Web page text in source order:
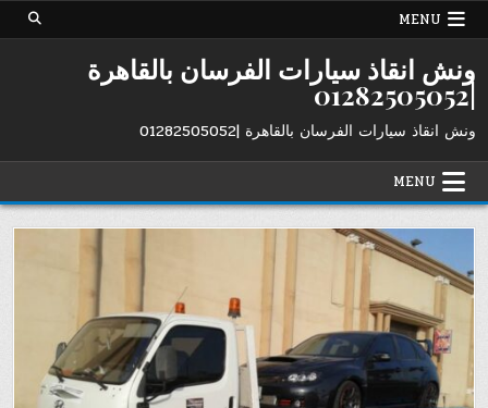
Skip
MENU
ونش انقاذ سيارات الفرسان بالقاهرة
|01282505052
ونش انقاذ سيارات الفرسان بالقاهرة |01282505052
MENU